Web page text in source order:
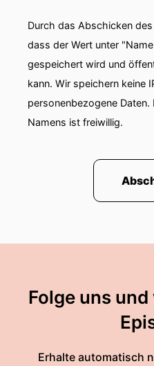
Durch das Abschicken
dass der Wert unter
gespeichert wird und
kann. Wir speichern keine
personenbezogene
Namens ist freiwillig.
Folge uns
Erhalte automatisch